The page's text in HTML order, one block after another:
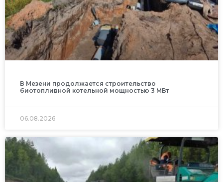
В Мезени продолжается строительство
биотопливной котельной мощностью 3 МВт
06.08.2026